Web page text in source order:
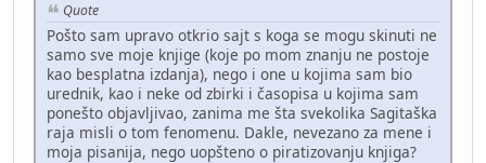
Quote
Pošto sam upravo otkrio sajt s koga se mogu skinuti ne
samo sve moje knjige (koje po mom znanju ne postoje
kao besplatna izdanja), nego i one u kojima sam bio
urednik, kao i neke od zbirki i časopisa u kojima sam
ponešto objavljivao, zanima me šta svekolika Sagitaška
raja misli o tom fenomenu. Dakle, nevezano za mene i
moja pisanija, nego uopšteno o piratizovanju knjiga?